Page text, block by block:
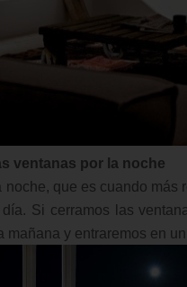
ventanas por la noche
que es cuando más
Si cerramos las
mañana y entraremos en